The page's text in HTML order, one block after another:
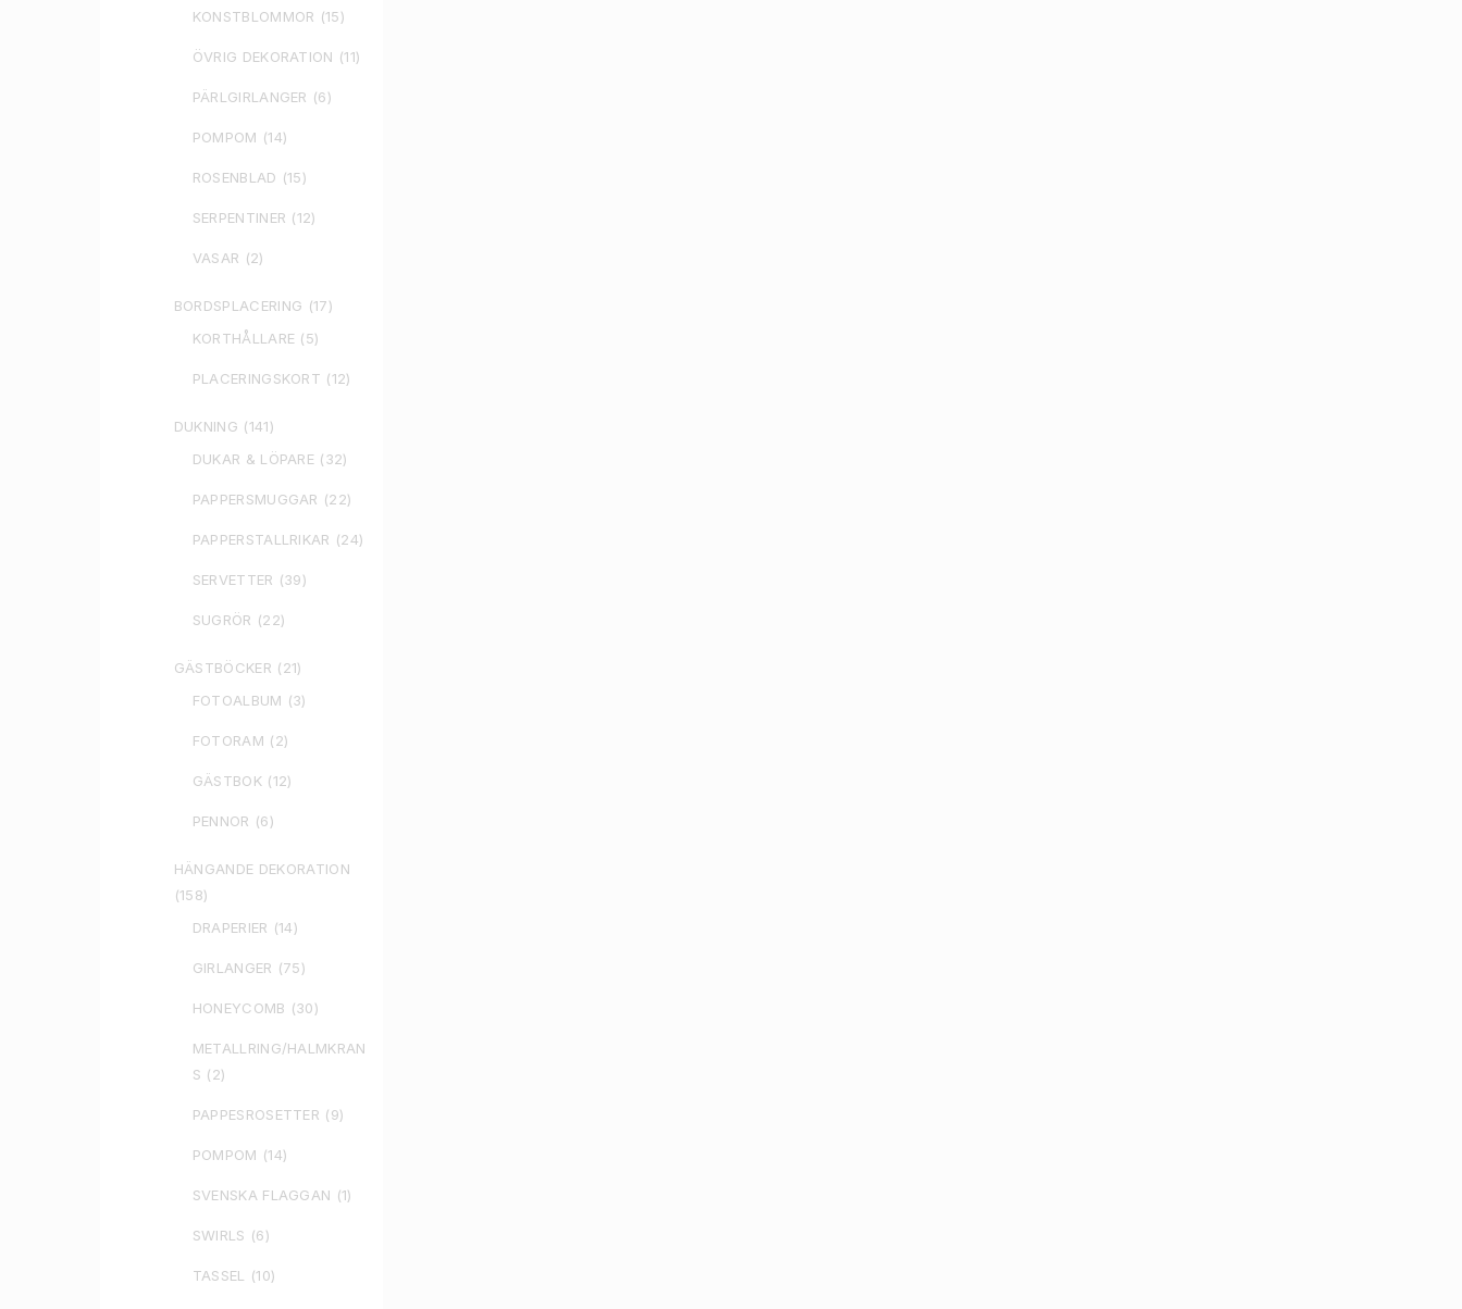
KONSTBLOMMOR (15)
ÖVRIG DEKORATION (11)
PÄRLGIRLANGER (6)
POMPOM (14)
ROSENBLAD (15)
SERPENTINER (12)
VASAR (2)
BORDSPLACERING (17)
KORTHÅLLARE (5)
PLACERINGSKORT (12)
DUKNING (141)
DUKAR & LÖPARE (32)
PAPPERSMUGGAR (22)
PAPPERSTALLRIKAR (24)
SERVETTER (39)
SUGRÖR (22)
GÄSTBÖCKER (21)
FOTOALBUM (3)
FOTORAM (2)
GÄSTBOK (12)
PENNOR (6)
HÄNGANDE DEKORATION
(158)
DRAPERIER (14)
GIRLANGER (75)
HONEYCOMB (30)
METALLRING/HALMKRAN
S (2)
PAPPESROSETTER (9)
POMPOM (14)
SVENSKA FLAGGAN (1)
SWIRLS (6)
TASSEL (10)